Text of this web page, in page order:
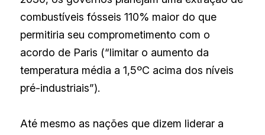
combustíveis fósseis 110% maior do que
permitiria seu comprometimento com o
acordo de Paris (“limitar o aumento da
temperatura média a 1,5ºC acima dos níveis
pré-industriais”).
Até mesmo as nações que dizem liderar a